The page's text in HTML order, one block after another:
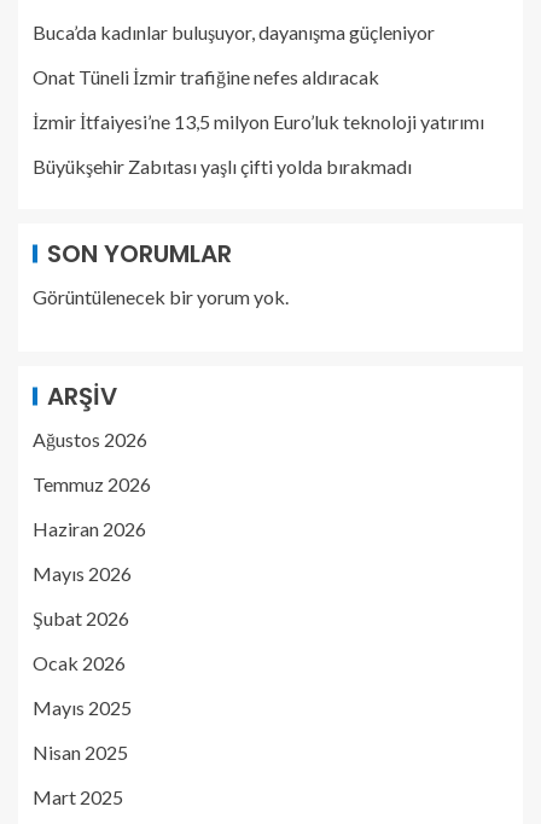
Buca’da kadınlar buluşuyor, dayanışma güçleniyor
Onat Tüneli İzmir trafiğine nefes aldıracak
İzmir İtfaiyesi’ne 13,5 milyon Euro’luk teknoloji yatırımı
Büyükşehir Zabıtası yaşlı çifti yolda bırakmadı
SON YORUMLAR
Görüntülenecek bir yorum yok.
ARŞIV
Ağustos 2026
Temmuz 2026
Haziran 2026
Mayıs 2026
Şubat 2026
Ocak 2026
Mayıs 2025
Nisan 2025
Mart 2025